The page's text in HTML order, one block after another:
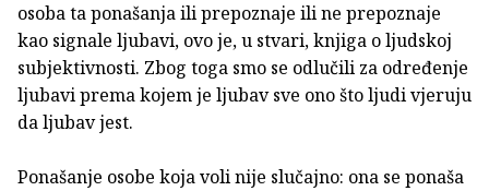
osoba ta ponašanja ili prepoznaje ili ne prepoznaje
kao signale ljubavi, ovo je, u stvari, knjiga o ljudskoj
subjektivnosti. Zbog toga smo se odlučili za određenje
ljubavi prema kojem je ljubav sve ono što ljudi vjeruju
da ljubav jest.
Ponašanje osobe koja voli nije slučajno: ona se ponaša